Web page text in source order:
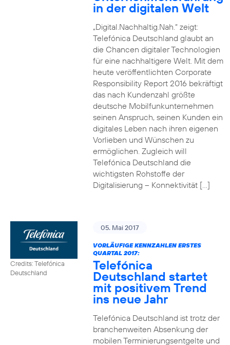
in der digitalen Welt
„Digital.Nachhaltig.Nah.“ zeigt:
Telefónica Deutschland glaubt an
die Chancen digitaler Technologien
für eine nachhaltigere Welt. Mit dem
heute veröffentlichten Corporate
Responsibility Report 2016 bekräftigt
das nach Kundenzahl größte
deutsche Mobilfunkunternehmen
seinen Anspruch, seinen Kunden ein
digitales Leben nach ihren eigenen
Vorlieben und Wünschen zu
ermöglichen. Zugleich will
Telefónica Deutschland die
wichtigsten Rohstoffe der
Digitalisierung – Konnektivität […]
Credits: Telefónica
Deutschland
05. Mai 2017
VORLÄUFIGE KENNZAHLEN ERSTES
QUARTAL 2017:
Telefónica
Deutschland startet
mit positivem Trend
ins neue Jahr
Telefónica Deutschland ist trotz der
branchenweiten Absenkung der
mobilen Terminierungsentgelte und